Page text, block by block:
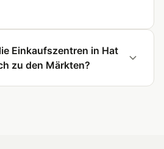
Einkaufszentren in Hat
zu den Märkten?